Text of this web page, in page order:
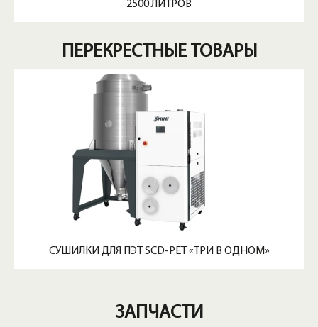
2500 ЛИТРОВ
ПЕРЕКРЕСТНЫЕ ТОВАРЫ
СУШИЛКИ ДЛЯ ПЭТ SCD-PET «ТРИ В ОДНОМ»
ЗАПЧАСТИ